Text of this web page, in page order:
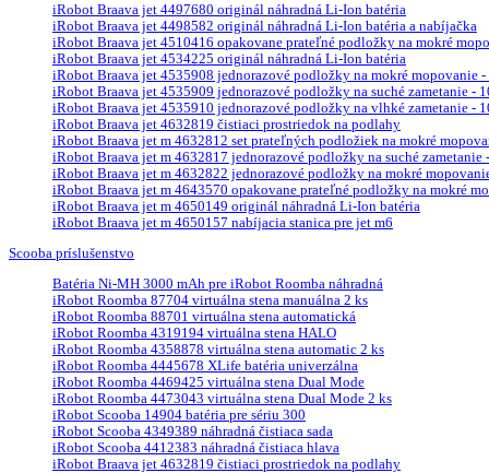
iRobot Braava jet 4497680 originál náhradná Li-Ion batéria
iRobot Braava jet 4498582 originál náhradná Li-Ion batéria a nabíjačka
iRobot Braava jet 4510416 opakovane prateľné podložky na mokré
iRobot Braava jet 4534225 originál náhradná Li-Ion batéria
iRobot Braava jet 4535908 jednorazové podložky na mokré mopovanie
iRobot Braava jet 4535909 jednorazové podložky na suché zametanie -
iRobot Braava jet 4535910 jednorazové podložky na vlhké zametanie -
iRobot Braava jet 4632819 čistiaci prostriedok na podlahy
iRobot Braava jet m 4632812 set prateľných podložiek na mokré
iRobot Braava jet m 4632817 jednorazové podložky na suché zametanie
iRobot Braava jet m 4632822 jednorazové podložky na mokré
iRobot Braava jet m 4643570 opakovane prateľné podložky na mokré
iRobot Braava jet m 4650149 originál náhradná Li-Ion batéria
iRobot Braava jet m 4650157 nabíjacia stanica pre jet m6
Scooba príslušenstvo
Batéria Ni-MH 3000 mAh pre iRobot Roomba náhradná
iRobot Roomba 87704 virtuálna stena manuálna 2 ks
iRobot Roomba 88701 virtuálna stena automatická
iRobot Roomba 4319194 virtuálna stena HALO
iRobot Roomba 4358878 virtuálna stena automatic 2 ks
iRobot Roomba 4445678 XLife batéria univerzálna
iRobot Roomba 4469425 virtuálna stena Dual Mode
iRobot Roomba 4473043 virtuálna stena Dual Mode 2 ks
iRobot Scooba 14904 batéria pre sériu 300
iRobot Scooba 4349389 náhradná čistiaca sada
iRobot Scooba 4412383 náhradná čistiaca hlava
iRobot Braava jet 4632819 čistiaci prostriedok na podlahy